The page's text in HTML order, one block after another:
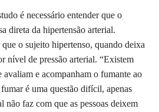
é necessário entender que o
direta da hipertensão arterial.
o sujeito hipertenso, quando deixa
nível de pressão arterial. “Existem
avaliam e acompanham o fumante ao
é uma questão difícil, apenas
não faz com que as pessoas deixem